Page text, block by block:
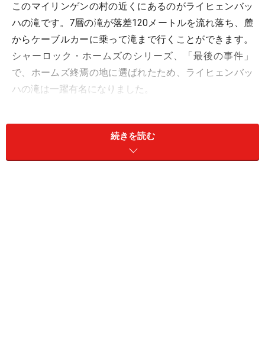
このマイリンゲンの村の近くにあるのがライヒェンバッ
ハの滝です。7層の滝が落差120メートルを流れ落ち、麓
からケーブルカーに乗って滝まで行くことができます。
シャーロック・ホームズのシリーズ、「最後の事件」
で、ホームズ終焉の地に選ばれたため、ライヒェンバッ
ハの滝は一躍有名になりました。
物語の中で、ホームズは「犯罪界のナポレオン」と呼ば
続きを読む